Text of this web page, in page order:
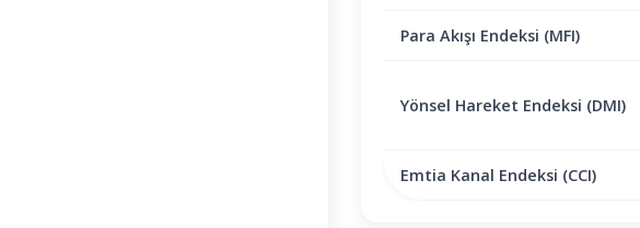
Para Akışı Endeksi (MFI)
Yönsel Hareket Endeksi (DMI)
Emtia Kanal Endeksi (CCI)